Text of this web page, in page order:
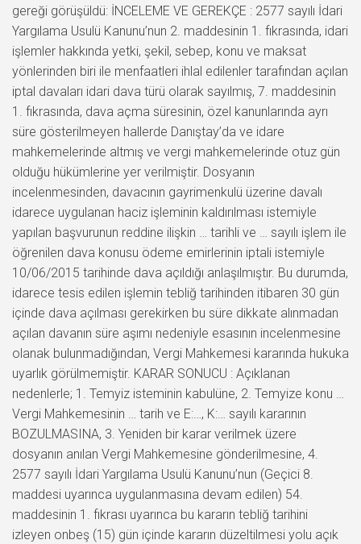
gereği görüşüldü: İNCELEME VE GEREKÇE : 2577 sayılı İdari
Yargılama Usulü Kanunu’nun 2. maddesinin 1. fıkrasında, idari
işlemler hakkında yetki, şekil, sebep, konu ve maksat
yönlerinden biri ile menfaatleri ihlal edilenler tarafından açılan
iptal davaları idari dava türü olarak sayılmış, 7. maddesinin
1. fıkrasında, dava açma süresinin, özel kanunlarında ayrı
süre gösterilmeyen hallerde Danıştay’da ve idare
mahkemelerinde altmış ve vergi mahkemelerinde otuz gün
olduğu hükümlerine yer verilmiştir. Dosyanın
incelenmesinden, davacının gayrimenkulü üzerine davalı
idarece uygulanan haciz işleminin kaldırılması istemiyle
yapılan başvurunun reddine ilişkin … tarihli ve … sayılı işlem ile
öğrenilen dava konusu ödeme emirlerinin iptali istemiyle
10/06/2015 tarihinde dava açıldığı anlaşılmıştır. Bu durumda,
idarece tesis edilen işlemin tebliğ tarihinden itibaren 30 gün
içinde dava açılması gerekirken bu süre dikkate alınmadan
açılan davanın süre aşımı nedeniyle esasının incelenmesine
olanak bulunmadığından, Vergi Mahkemesi kararında hukuka
uyarlık görülmemiştir. KARAR SONUCU : Açıklanan
nedenlerle; 1. Temyiz isteminin kabulüne, 2. Temyize konu …
Vergi Mahkemesinin … tarih ve E:…, K:… sayılı kararının
BOZULMASINA, 3. Yeniden bir karar verilmek üzere
dosyanın anılan Vergi Mahkemesine gönderilmesine, 4.
2577 sayılı İdari Yargılama Usulü Kanunu’nun (Geçici 8.
maddesi uyarınca uygulanmasına devam edilen) 54.
maddesinin 1. fıkrası uyarınca bu kararın tebliğ tarihini
izleyen onbeş (15) gün içinde kararın düzeltilmesi yolu açık